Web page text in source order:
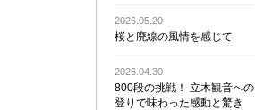
2026.05.20
桜と廃線の風情を感じて
2026.04.30
800段の挑戦！ 立木観音への
登りで味わった感動と驚き